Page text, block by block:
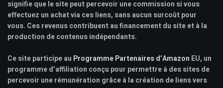
signifie que le site peut percevoir une commission si vous
effectuez un achat via ces liens, sans aucun surcoût pour
vous. Ces revenus contribuent au financement du site et à la
production de contenus indépendants.
Ce site participe au Programme Partenaires d’Amazon EU, un
programme d’affiliation conçu pour permettre à des sites de
percevoir une rémunération grâce à la création de liens vers